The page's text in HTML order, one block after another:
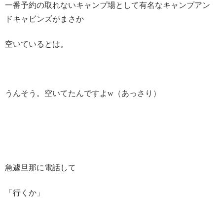
一番予約の取れないキャンプ場として有名なキャンプアン
ドキャビンズがまさか
空いているとは。
うんそう。空いてたんですよw（あっさり）
急遽旦那に電話して
「行くか」